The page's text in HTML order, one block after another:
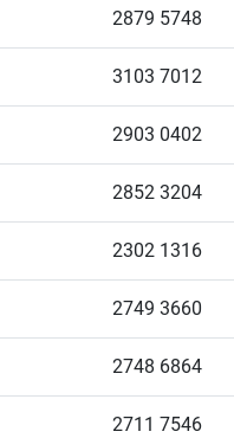
2879 5748
3103 7012
2903 0402
2852 3204
2302 1316
2749 3660
2748 6864
2711 7546